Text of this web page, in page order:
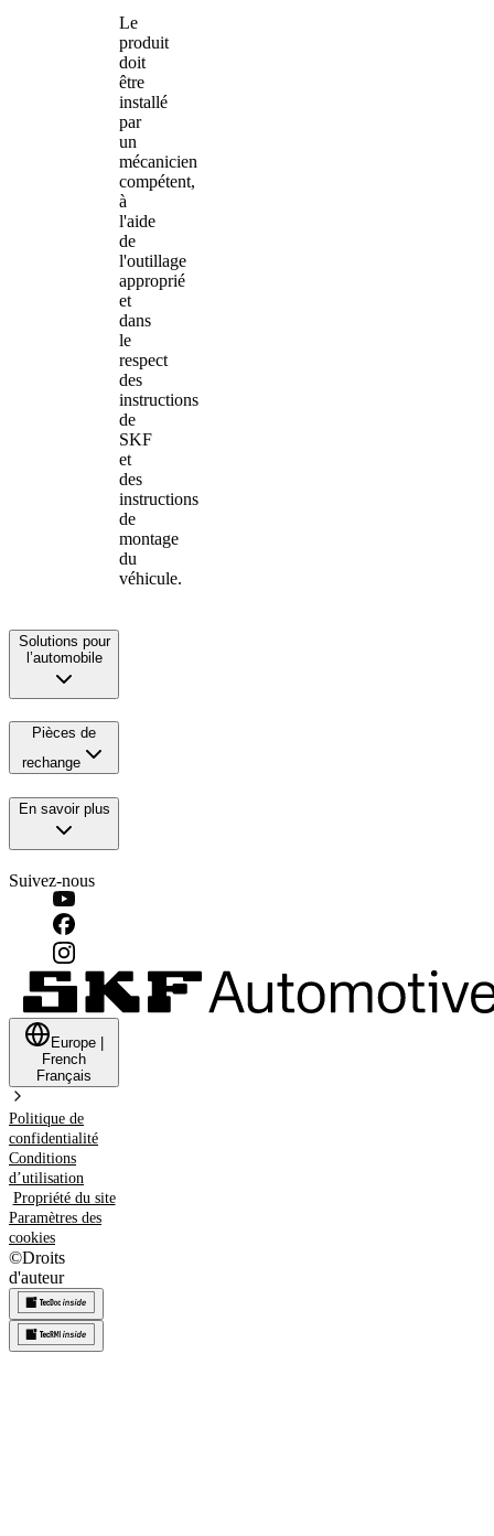
Le
produit
doit
être
installé
par
un
mécanicien
compétent,
à
l'aide
de
l'outillage
approprié
et
dans
le
respect
des
instructions
de
SKF
et
des
instructions
de
montage
du
véhicule.
Solutions pour
l’automobile
Pièces de
rechange
En savoir plus
Suivez-nous
Europe
French
Français
Politique de
confidentialité
Conditions
d’utilisation
Propriété du site
Paramètres des
cookies
©Droits
d'auteur